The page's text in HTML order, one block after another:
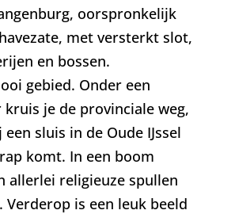
oorspronkelijk
met versterkt slot,
en bossen.
gebied. Onder een
je de provinciale weg,
sluis in de Oude IJssel
komt. In een boom
allerlei religieuze spullen
Verderop is een leuk beeld